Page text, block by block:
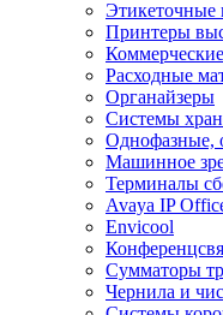
Этикеточные
Принтеры
Расходные
Органайзеры
Системы
Однофазные,
Машинное
Терминалы
Avaya IP
Envicool
Сумматоры
Чернила и